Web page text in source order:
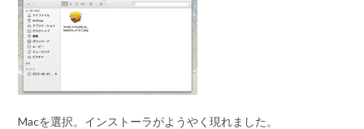
Macを選択。インストーラがようやく現れました。